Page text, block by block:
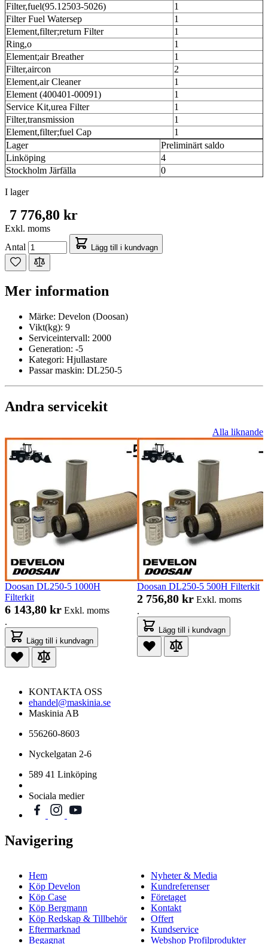
Filter,fuel(95.12503-5026)
1
Filter Fuel Watersep
1
Element,filter;return Filter
1
Ring,o
1
Element;air Breather
1
Filter,aircon
2
Element,air Cleaner
1
Element (400401-00091)
1
Service Kit,urea Filter
1
Filter,transmission
1
Element,filter;fuel Cap
1
Lager
Preliminärt saldo
Linköping
4
Stockholm Järfälla
0
I lager
7 776,80 kr
Exkl. moms
Antal
Lägg till i kundvagn
Mer information
Märke: Develon (Doosan)
Vikt(kg): 9
Serviceintervall: 2000
Generation: -5
Kategori: Hjullastare
Passar maskin: DL250-5
Andra servicekit
Alla liknande
Doosan DL250-5 1000H
Filterkit
6 143,80 kr Exkl. moms
.
Lägg till i kundvagn
Doosan DL250-5 500H Filterkit
2 756,80 kr Exkl. moms
.
Lägg till i kundvagn
KONTAKTA OSS
ehandel@maskinia.se
Maskinia AB
556260-8603
Nyckelgatan 2-6
589 41 Linköping
Sociala medier
Navigering
Hem
Köp Develon
Köp Case
Köp Bergmann
Köp Redskap & Tillbehör
Eftermarknad
Begagnat
Nyheter & Media
Kundreferenser
Företaget
Kontakt
Offert
Kundservice
Webshop Profilprodukter